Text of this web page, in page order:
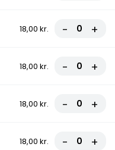
18,00 kr. - +
18,00 kr. - +
18,00 kr. - +
18,00 kr. - +